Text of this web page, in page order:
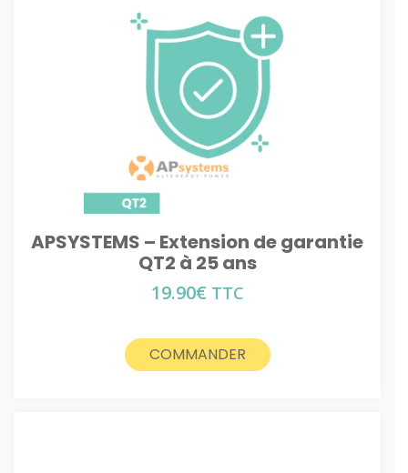
APSYSTEMS – Extension de garantie
QT2 à 25 ans
19.90€ TTC
COMMANDER